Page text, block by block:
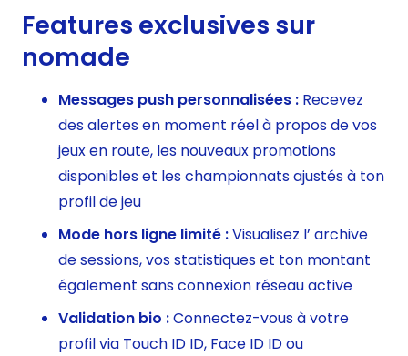
Features exclusives sur
nomade
Messages push personnalisées : Recevez
des alertes en moment réel à propos de vos
jeux en route, les nouveaux promotions
disponibles et les championnats ajustés à ton
profil de jeu
Mode hors ligne limité :Visualisez l’ archive
de sessions, vos statistiques et ton montant
également sans connexion réseau active
Validation bio :Connectez-vous à votre
profil via Touch ID ID, Face ID ID ou